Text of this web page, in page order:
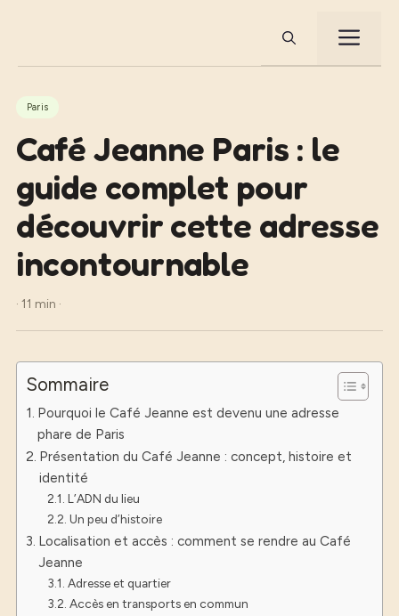
Paris
Café Jeanne Paris : le
guide complet pour
découvrir cette adresse
incontournable
· 11 min ·
Sommaire
Pourquoi le Café Jeanne est devenu une adresse
phare de Paris
Présentation du Café Jeanne : concept, histoire et
identité
L’ADN du lieu
Un peu d’histoire
Localisation et accès : comment se rendre au Café
Jeanne
Adresse et quartier
Accès en transports en commun